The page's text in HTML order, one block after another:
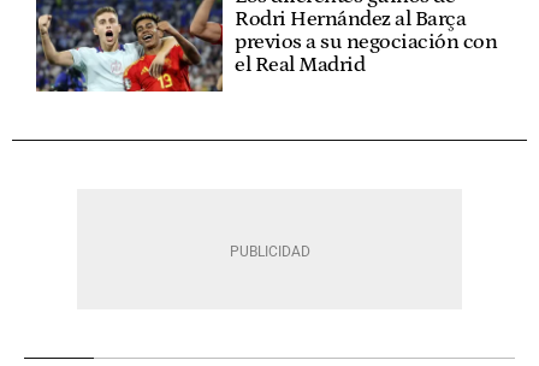
Rodri Hernández al Barça
previos a su negociación con
el Real Madrid